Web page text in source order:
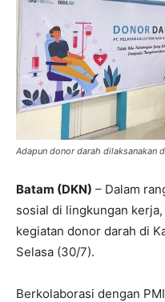
Adapun donor darah dilaksanakan
Batam (DKN) – Dalam
sosial di lingkungan
kegiatan donor darah di
Selasa (30/7).
Berkolaborasi dengan